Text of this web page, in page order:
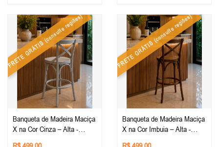
FRETE GRÁTIS
(consulte regiões)
Banqueta de Madeira Maciça
X na Cor Cinza – Alta -
FRETE GRÁTIS
(consulte regiões)
Banqueta de Madeira Maciça
X na Cor Imbuia – Alta -